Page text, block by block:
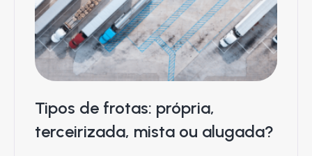
Tipos de frotas: própria,
terceirizada, mista ou alugada?